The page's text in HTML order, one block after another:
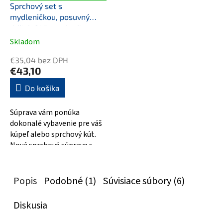
Sprchový set s
mydleničkou, posuvný
držiak 645mm, hadica
1500mm, chróm
Skladom
€35,04 bez DPH
€43,10
Do košíka
Súprava vám ponúka
dokonalé vybavenie pre váš
kúpeľ alebo sprchový kút.
Nová sprchová súprava s
Popis Podobné (1) Súvisiace súbory (6)
Diskusia